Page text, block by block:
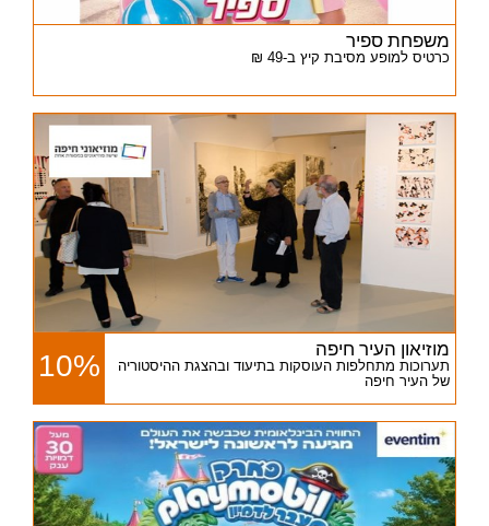
משפחת ספיר
כרטיס למופע מסיבת קיץ ב-49 ₪
מוזיאון העיר חיפה
תערוכות מתחלפות העוסקות בתיעוד ובהצגת ההיסטוריה
של העיר חיפה
10%